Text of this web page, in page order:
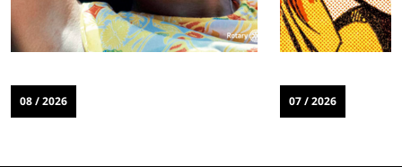
08 / 2026 07 / 2026